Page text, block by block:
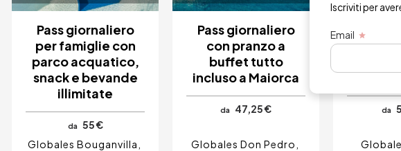
Pass giornaliero
per famiglie con
parco acquatico,
snack e bevande
illimitate
da 55 €
Globales Bouganvilla
Pass giornaliero
con pranzo a
buffet tutto
incluso a Maiorca
da 47,25 €
Globales Don Pedro
Pass
da
Iscriviti per
Email